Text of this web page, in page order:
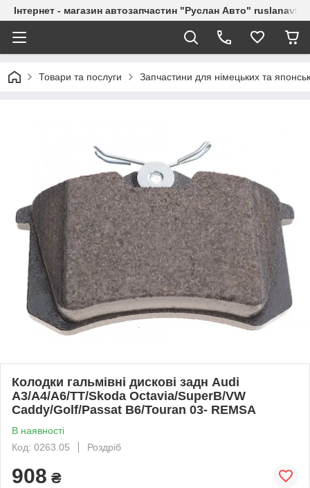
Інтернет - магазин автозапчастин "Руслан Авто"
Товари та послуги Запчастини для німецьких та
Колодки гальмівні дискові задн Audi
A3/A4/A6/TT/Skoda Octavia/SuperB/VW
Caddy/Golf/Passat B6/Touran 03- REMSA
В наявності
Код: 0263.05
Роздріб
908 ₴